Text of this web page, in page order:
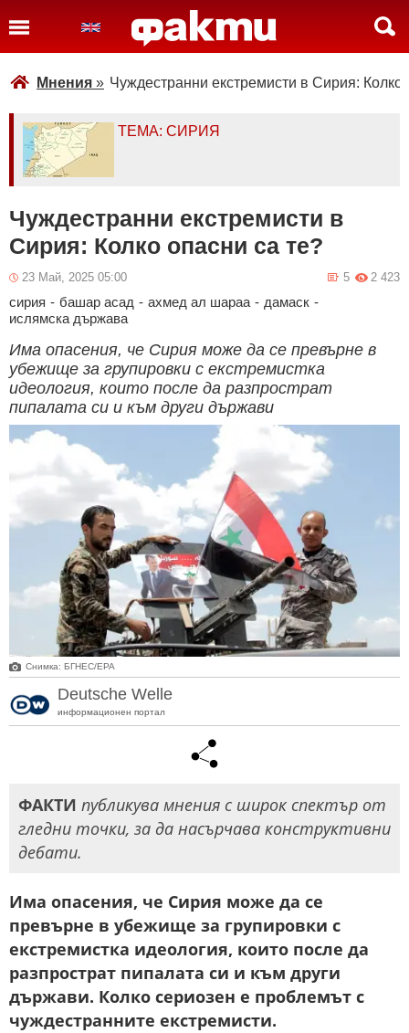
Мнения » Чуждестранни екстремисти в Сирия: Колко
ТЕМА: СИРИЯ
Чуждестранни екстремисти в
Сирия: Колко опасни са те?
23 Май, 2025 05:00 2 423
5
сирия - башар асад - ахмед ал шараа - дамаск -
ислямска държава
Има опасения, че Сирия може да се превърне в
убежище за групировки с екстремистка
идеология, които после да разпрострат
пипалата си и към други държави
Снимка: БГНЕС/ЕРА
Deutsche Welle
информационен портал
ФАКТИ публикува мнения с широк спектър от
гледни точки, за да насърчава конструктивни
дебати.
Има опасения, че Сирия може да се
превърне в убежище за групировки с
екстремистка идеология, които после да
разпрострат пипалата си и към други
държави. Колко сериозен е проблемът с
чуждестранните екстремисти.